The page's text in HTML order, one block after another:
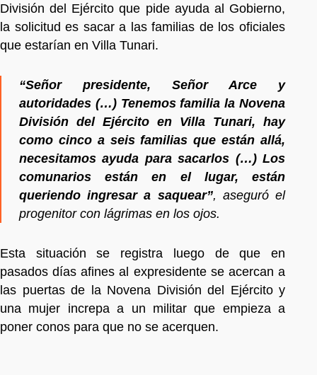
División del Ejército que pide ayuda al Gobierno,
la solicitud es sacar a las familias de los oficiales
que estarían en Villa Tunari.
“Señor presidente, Señor Arce y
autoridades (…) Tenemos familia la Novena
División del Ejército en Villa Tunari, hay
como cinco a seis familias que están allá,
necesitamos ayuda para sacarlos (…) Los
comunarios están en el lugar, están
queriendo ingresar a saquear”, aseguró el
progenitor con lágrimas en los ojos.
Esta situación se registra luego de que en
pasados días afines al expresidente se acercan a
las puertas de la Novena División del Ejército y
una mujer increpa a un militar que empieza a
poner conos para que no se acerquen.